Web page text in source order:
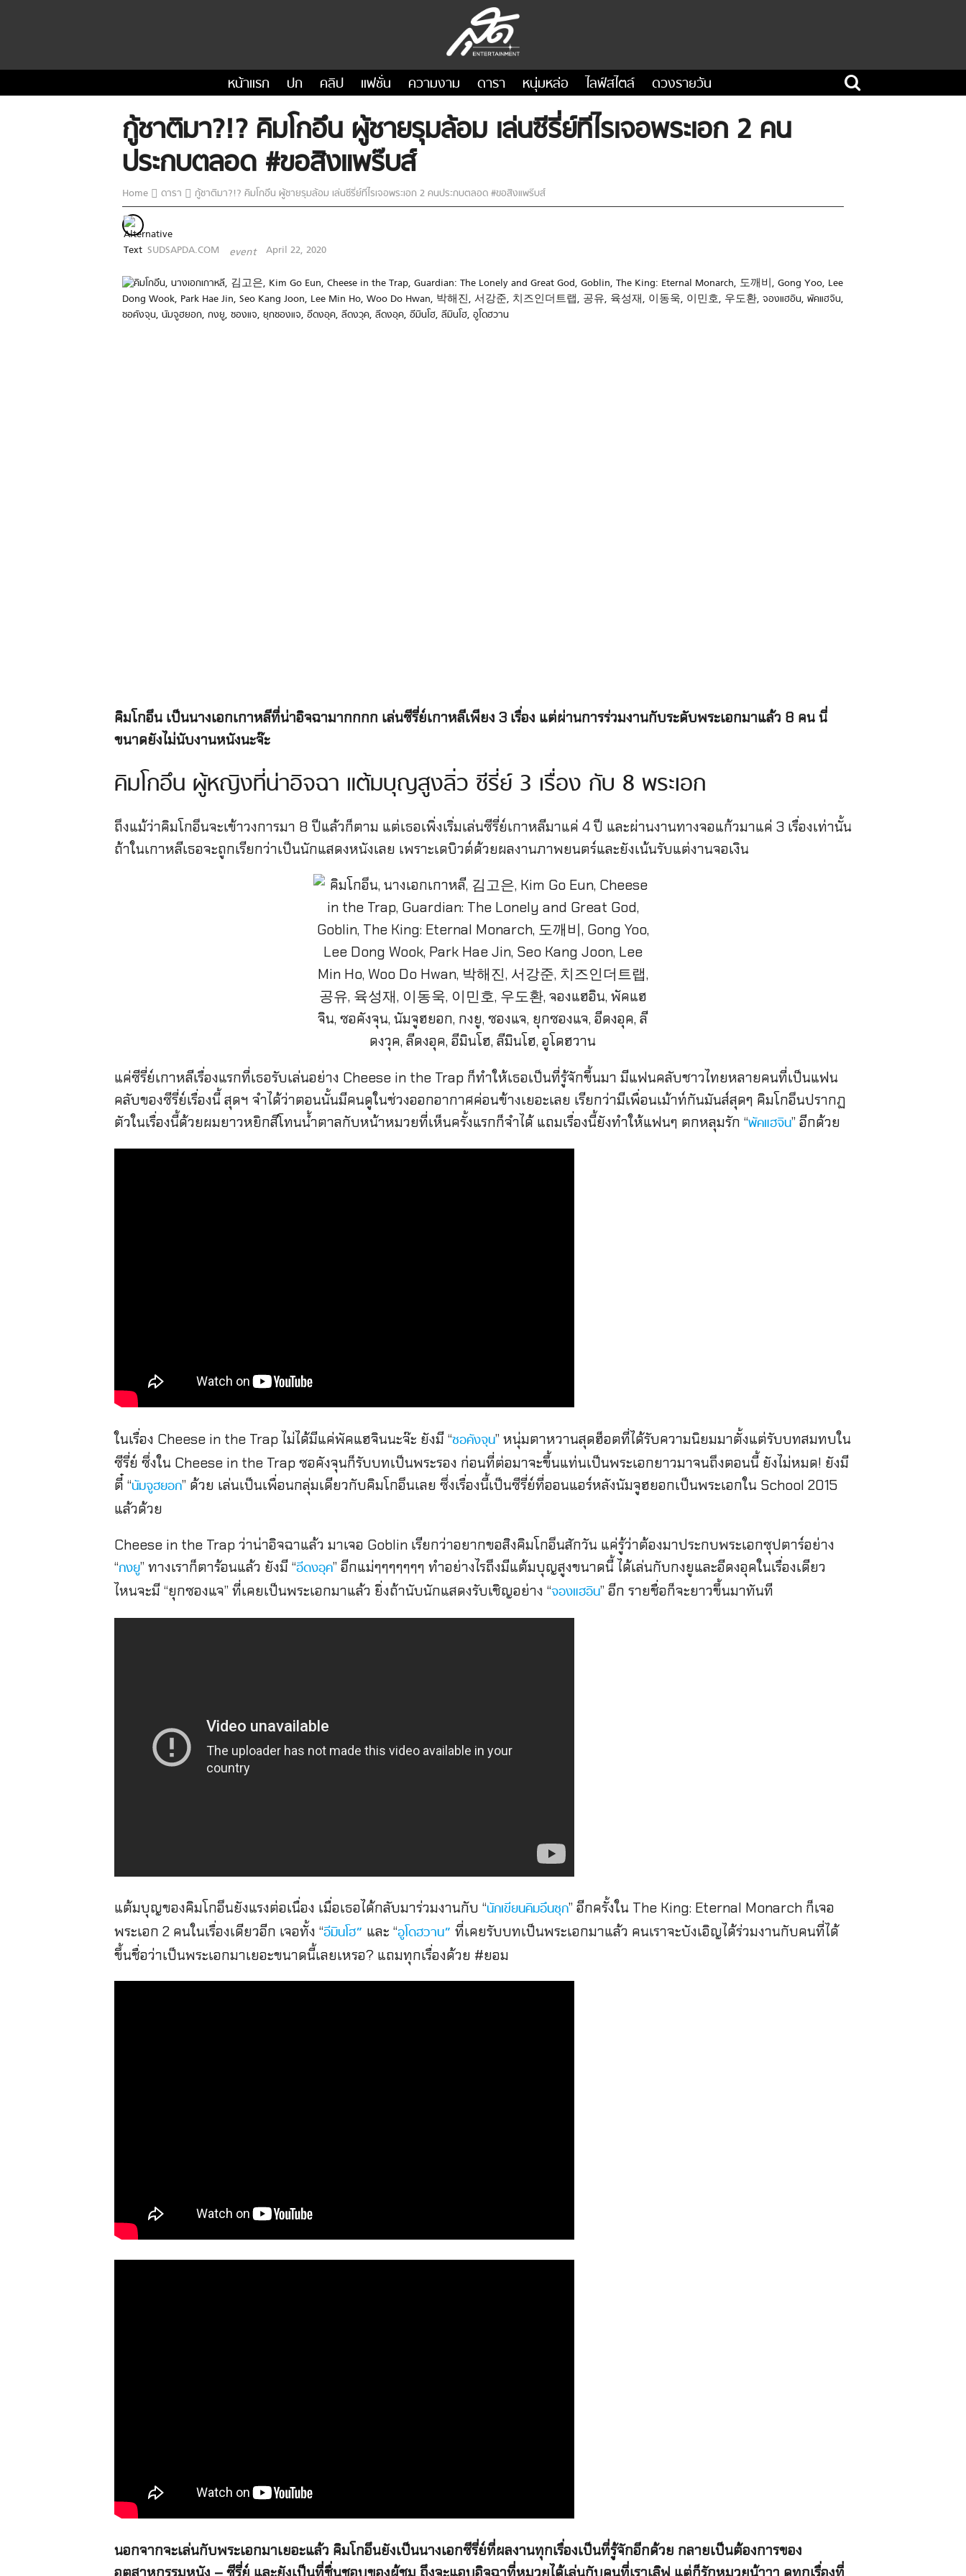
หน้าแรก ปก คลิป แฟชั่น ความงาม ดารา หนุ่มหล่อ ไลฟ์สไตล์ ดวงรายวัน
กู้ชาติมา?!? คิมโกอึน ผู้ชายรุมล้อม เล่นซีรี่ย์ทีไรเจอพระเอก 2 คน
ประกบตลอด #ขอสิงแพร๊บส์
Home ดารา กู้ชาติมา?!? คิมโกอึน ผู้ชายรุมล้อม เล่นซีรี่ย์ทีไรเจอพระเอก 2 คนประกบตลอด #ขอสิงแพร๊บส์
SUDSAPDA.COM event April 22, 2020
คิมโกอึน เป็นนางเอกเกาหลีที่น่าอิจฉามากกกก เล่นซีรี่ย์เกาหลีเพียง 3 เรื่อง แต่ผ่านการร่วมงานกับระดับพระเอกมาแล้ว 8 คน นี่
ขนาดยังไม่นับงานหนังนะจ๊ะ
คิมโกอึน ผู้หญิงที่น่าอิจฉา แต้มบุญสูงลิ่ว ซีรี่ย์ 3 เรื่อง กับ 8 พระเอก
ถึงแม้ว่าคิมโกอึนจะเข้าวงการมา 8 ปีแล้วก็ตาม แต่เธอเพิ่งเริ่มเล่นซีรี่ย์เกาหลีมาแค่ 4 ปี และผ่านงานทางจอแก้วมาแค่ 3 เรื่องเท่านั้น
ถ้าในเกาหลีเธอจะถูกเรียกว่าเป็นนักแสดงหนังเลย เพราะเดบิวต์ด้วยผลงานภาพยนตร์และยังเน้นรับแต่งานจอเงิน
แค่ซีรี่ย์เกาหลีเรื่องแรกที่เธอรับเล่นอย่าง Cheese in the Trap ก็ทำให้เธอเป็นที่รู้จักขึ้นมา มีแฟนคลับชาวไทยหลายคนที่เป็นแฟน
คลับของซีรี่ย์เรื่องนี้ สุดฯ จำได้ว่าตอนนั้นมีคนดูในช่วงออกอากาศค่อนข้างเยอะเลย เรียกว่ามีเพื่อนเม้าท์กันมันส์สุดๆ คิมโกอึนปรากฏ
ตัวในเรื่องนี้ด้วยผมยาวหยิกสีโทนน้ำตาลกับหน้าหมวยที่เห็นครั้งแรกก็จำได้ แถมเรื่องนี้ยังทำให้แฟนๆ ตกหลุมรัก “พัคแฮจิน” อีกด้วย
ในเรื่อง Cheese in the Trap ไม่ได้มีแค่พัคแฮจินนะจ๊ะ ยังมี “ซอคังจุน” หนุ่มตาหวานสุดฮ็อตที่ได้รับความนิยมมาตั้งแต่รับบทสมทบใน
ซีรี่ย์ ซึ่งใน Cheese in the Trap ซอคังจุนก็รับบทเป็นพระรอง ก่อนที่ต่อมาจะขึ้นแท่นเป็นพระเอกยาวมาจนถึงตอนนี้ ยังไม่หมด! ยังมี
ตี๋ “นัมจูฮยอก” ด้วย เล่นเป็นเพื่อนกลุ่มเดียวกับคิมโกอึนเลย ซึ่งเรื่องนี้เป็นซีรี่ย์ที่ออนแอร์หลังนัมจูฮยอกเป็นพระเอกใน School 2015
แล้วด้วย
Cheese in the Trap ว่าน่าอิจฉาแล้ว มาเจอ Goblin เรียกว่าอยากขอสิงคิมโกอึนสักวัน แค่รู้ว่าต้องมาประกบพระเอกซุปตาร์อย่าง
“กงยู” ทางเราก็ตาร้อนแล้ว ยังมี “อีดงอุค” อีกแม่ๆๆๆๆๆๆๆ ทำอย่างไรถึงมีแต้มบุญสูงขนาดนี้ ได้เล่นกับกงยูและอีดงอุคในเรื่องเดียว
ไหนจะมี “ยุกซองแจ” ที่เคยเป็นพระเอกมาแล้ว ยิ่งถ้านับนักแสดงรับเชิญอย่าง “จองแฮอิน” อีก รายชื่อก็จะยาวขึ้นมาทันที
แต้มบุญของคิมโกอึนยังแรงต่อเนื่อง เมื่อเธอได้กลับมาร่วมงานกับ “นักเขียนคิมอึนซุก” อีกครั้งใน The King: Eternal Monarch ก็เจอ
พระเอก 2 คนในเรื่องเดียวอีก เจอทั้ง “อีมินโฮ” และ “อูโดฮวาน” ที่เคยรับบทเป็นพระเอกมาแล้ว คนเราจะบังเอิญได้ร่วมงานกับคนที่ได้
ขึ้นชื่อว่าเป็นพระเอกมาเยอะขนาดนี้เลยเหรอ? แถมทุกเรื่องด้วย #ยอม
นอกจากจะเล่นกับพระเอกมาเยอะแล้ว คิมโกอึนยังเป็นนางเอกซีรี่ย์ที่ผลงานทุกเรื่องเป็นที่รู้จักอีกด้วย กลายเป็นต้องการของ